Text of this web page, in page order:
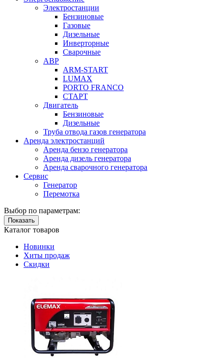
Электростанции
Бензиновые
Газовые
Дизельные
Инверторные
Сварочные
АВР
ARM-START
LUMAX
PORTO FRANCO
СТАРТ
Двигатель
Бензиновые
Дизельные
Труба отвода газов генератора
Аренда электростанций
Аренда бензо генератора
Аренда дизель генератора
Аренда сварочного генератора
Сервис
Генератор
Перемотка
Выбор по параметрам:
Показать
Каталог товаров
Новинки
Хиты продаж
Скидки